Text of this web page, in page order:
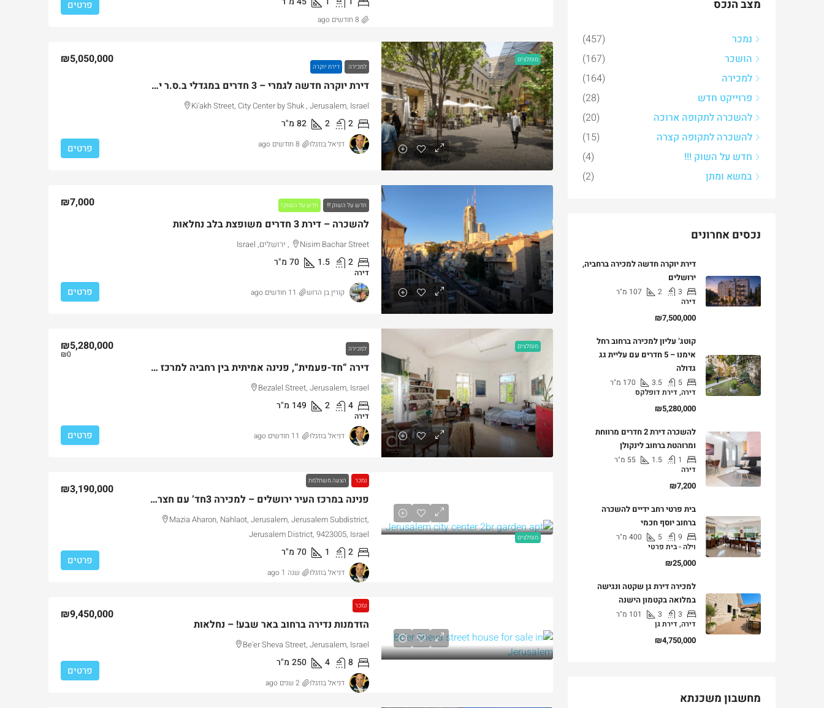
פרטים
8 חודשים ago
מומלצים
למכירה
דירת יוקרה
דירת יוקרה חדשה לגמרי – 3 חדרים במגדלי ב.ס.ר ירושלים
₪5,050,000
Ki'akh Street, City Center by Shuk , Jerusalem, Israel
2
2
82 מ"ר
פרטים דניאל בוזגלו 8 חודשים ago
חדש על השוק !!! חדש על השוק !
להשכרה – דירת 3 חדרים משופצת בלב נחלאות
₪7,000
Nisim Bachar Street, ירושלים, Israel
2
1.5
70 מ"ר
דירה
פרטים קורין בן הרוש 11 חודשים ago
מומלצים למכירה
דירה “חד-פעמית”, פנינה אמיתית בין רחביה למרכז העיר
₪5,280,000
₪0
Bezalel Street, Jerusalem, Israel
4
2
149 מ"ר
דירה
פרטים דניאל בוזגלו 11 חודשים ago
מומלצים
נמכר הצעה משתלמת
פנינה במרכז העיר ירושלים – למכירה 3חד’ עם חצר משופצת
₪3,190,000
Mazia Aharon, Nahlaot, Jerusalem, Jerusalem Subdistrict,
Jerusalem District, 9423005, Israel
2
1
70 מ"ר
פרטים
דניאל בוזגלו שנה 1 ago
נמכר
הזדמנות נדירה ברחוב באר שבע! – נחלאות
₪9,450,000
Be'er Sheva Street, Jerusalem, Israel
8
4
250 מ"ר
פרטים
דניאל בוזגלו 2 שנים ago
מצב הנכס
נמכר
(457)
הושכר
(167)
למכירה
(164)
פרוייקט חדש
(28)
להשכרה לתקופה ארוכה
(20)
להשכרה לתקופה קצרה
(15)
חדש על השוק !!!
(4)
במשא ומתן
(2)
נכסים אחרונים
דירת יוקרה חדשה למכירה ברחביה,
ירושלים
3
2
107 מ"ר
דירה
₪7,500,000
קוטג’ עליון למכירה ברחוב רחל
אימנו – 5 חדרים עם עליית גג
גדולה
5
3.5
170 מ"ר
דירה, דירת דופלקס
₪5,280,000
להשכרה דירת 2 חדרים מרווחת
ומרוהטת ברחוב לינקולן
1
1.5
55 מ"ר
דירה
₪7,200
בית פרטי רחב ידיים להשכרה
ברחוב יוסף חכמי
9
5
400 מ"ר
וילה - בית פרטי
₪25,000
למכירה דירת גן שקטה ונגישה
במלואה בקטמון הישנה
3
3
101 מ"ר
דירה, דירת גן
₪4,750,000
מחשבון משכנתא